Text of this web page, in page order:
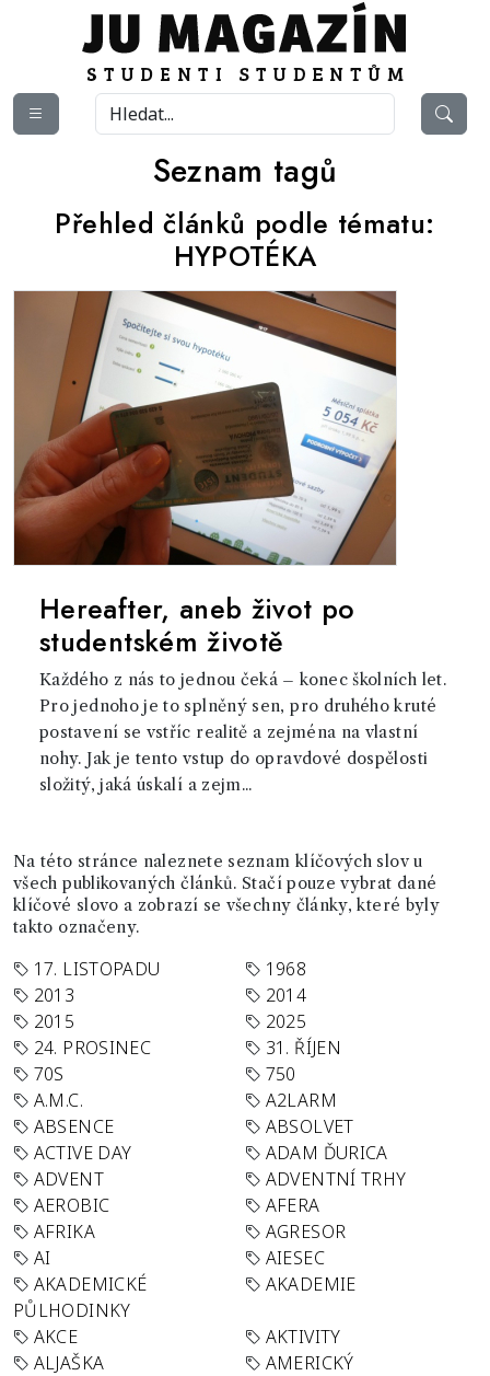
Seznam tagů
Přehled článků podle tématu:
HYPOTÉKA
Hereafter, aneb život po
studentském životě
Každého z nás to jednou čeká – konec školních let.
Pro jednoho je to splněný sen, pro druhého kruté
postavení se vstříc realitě a zejména na vlastní
nohy. Jak je tento vstup do opravdové dospělosti
složitý, jaká úskalí a zejm...
Na této stránce naleznete seznam klíčových slov u
všech publikovaných článků. Stačí pouze vybrat dané
klíčové slovo a zobrazí se všechny články, které byly
takto označeny.
17. LISTOPADU
1968
2013
2014
2015
2025
24. PROSINEC
31. ŘÍJEN
70S
750
A.M.C.
A2LARM
ABSENCE
ABSOLVET
ACTIVE DAY
ADAM ĎURICA
ADVENT
ADVENTNÍ TRHY
AEROBIC
AFERA
AFRIKA
AGRESOR
AI
AIESEC
AKADEMICKÉ
PŮLHODINKY
AKADEMIE
AKCE
AKTIVITY
ALJAŠKA
AMERICKÝ